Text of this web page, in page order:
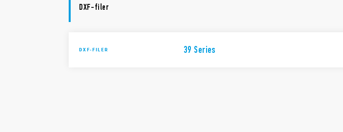
DXF-filer
DXF-FILER 39 Series